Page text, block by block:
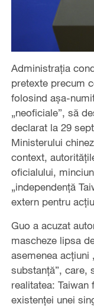
Administrația
pretexte precum
folosind așa-
„neoficiale”, să
declarat la 29
Ministerului
context,
oficialului,
„independență
extern pentru
Guo a acuzat
mascheze lipsa
asemenea
substanță”, care,
realitatea:
existenței unei